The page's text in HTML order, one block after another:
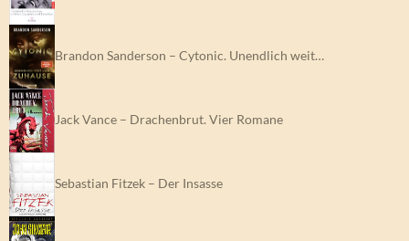
Brandon Sanderson – Cytonic. Unendlich weit…
Jack Vance – Drachenbrut. Vier Romane
Sebastian Fitzek – Der Insasse